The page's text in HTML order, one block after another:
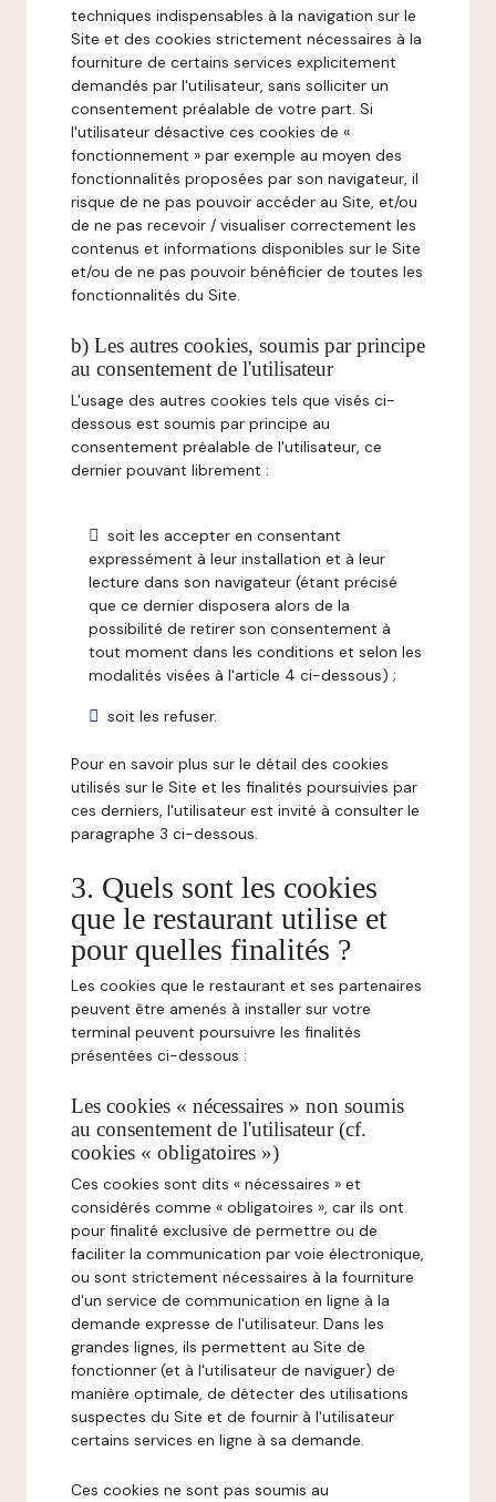
techniques indispensables à la navigation sur le
Site et des cookies strictement nécessaires à la
fourniture de certains services explicitement
demandés par l'utilisateur, sans solliciter un
consentement préalable de votre part. Si
l'utilisateur désactive ces cookies de «
fonctionnement » par exemple au moyen des
fonctionnalités proposées par son navigateur, il
risque de ne pas pouvoir accéder au Site, et/ou
de ne pas recevoir / visualiser correctement les
contenus et informations disponibles sur le Site
et/ou de ne pas pouvoir bénéficier de toutes les
fonctionnalités du Site.
b) Les autres cookies, soumis par principe
au consentement de l'utilisateur
L'usage des autres cookies tels que visés ci-
dessous est soumis par principe au
consentement préalable de l'utilisateur, ce
dernier pouvant librement :
soit les accepter en consentant
expressément à leur installation et à leur
lecture dans son navigateur (étant précisé
que ce dernier disposera alors de la
possibilité de retirer son consentement à
tout moment dans les conditions et selon les
modalités visées à l'article 4 ci-dessous) ;
soit les refuser.
Pour en savoir plus sur le détail des cookies
utilisés sur le Site et les finalités poursuivies par
ces derniers, l'utilisateur est invité à consulter le
paragraphe 3 ci-dessous.
3. Quels sont les cookies
que le restaurant utilise et
pour quelles finalités ?
Les cookies que le restaurant et ses partenaires
peuvent être amenés à installer sur votre
terminal peuvent poursuivre les finalités
présentées ci-dessous :
Les cookies « nécessaires » non soumis
au consentement de l'utilisateur (cf.
cookies « obligatoires »)
Ces cookies sont dits « nécessaires » et
considérés comme « obligatoires », car ils ont
pour finalité exclusive de permettre ou de
faciliter la communication par voie électronique,
ou sont strictement nécessaires à la fourniture
d'un service de communication en ligne à la
demande expresse de l'utilisateur. Dans les
grandes lignes, ils permettent au Site de
fonctionner (et à l'utilisateur de naviguer) de
manière optimale, de détecter des utilisations
suspectes du Site et de fournir à l'utilisateur
certains services en ligne à sa demande.
Ces cookies ne sont pas soumis au